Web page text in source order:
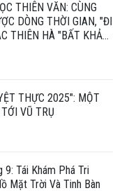
THIÊN VĂN: CÙNG
DÒNG THỜI GIAN, "ĐI
THIÊN HÀ "BẤT KHẢ
THỰC 2025": MỘT
VŨ TRỤ
9: Tái Khám Phá Tri
Mặt Trời Và Tinh Bàn